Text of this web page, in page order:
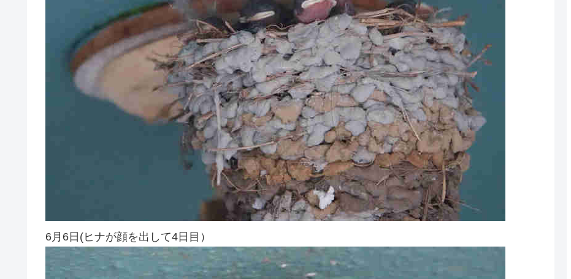
6月6日(ヒナが顔を出して4日目）